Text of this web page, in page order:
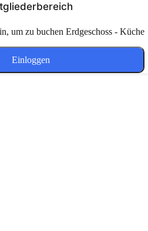
um zu buchen Erdgeschoss - Küche
Einloggen